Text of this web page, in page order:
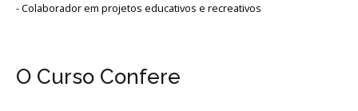
- Colaborador em projetos educativos e recreativos
O Curso Confere